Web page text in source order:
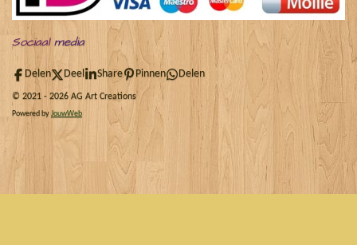
Sociaalmedia
Delen Deel Share Pinnen Delen
© 2021 - 2026 AG Art Creations
Powered byJouwWeb